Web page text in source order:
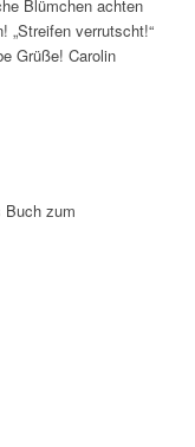
Blümchen achten
„Streifen verrutscht!“
Grüße! Carolin
Buch zum